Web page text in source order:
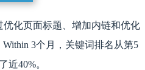
化页面标题、增加内链和优化
3个月，关键词排名从第5
近40%。